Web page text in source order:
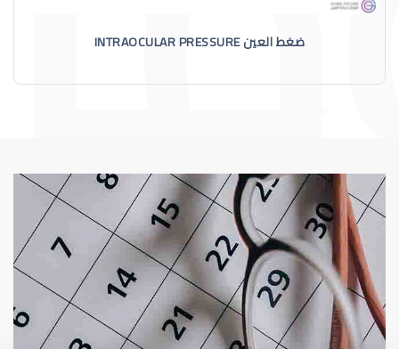
ضغط العين INTRAOCULAR PRESSURE
أسباب الماء الماء الأزرق